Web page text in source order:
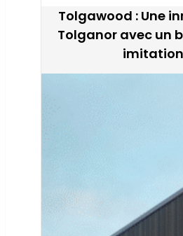
Tolgawood : Une
Tolganor avec un